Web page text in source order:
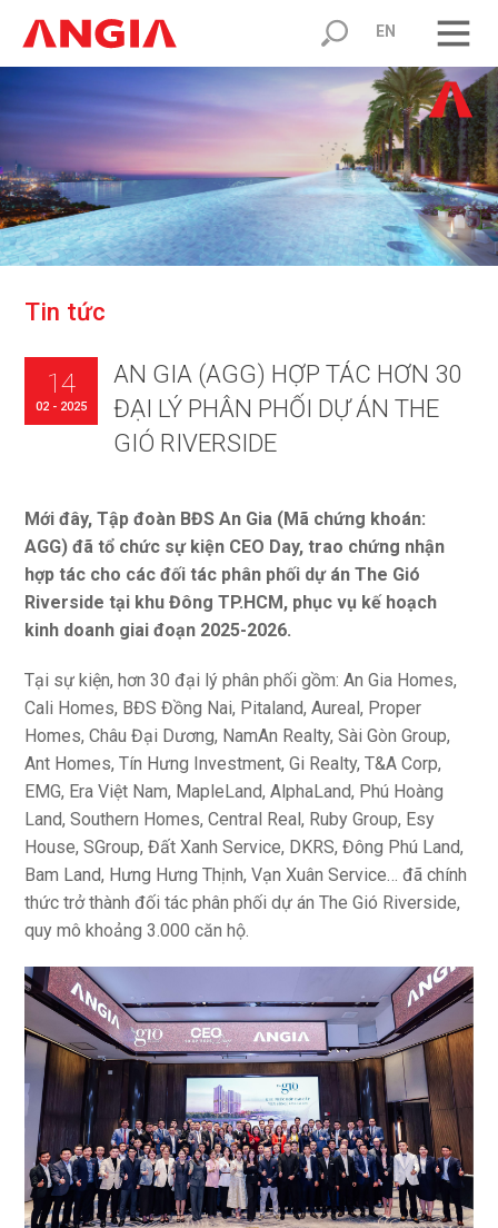
EN
Tin tức
AN GIA (AGG) HỢP TÁC HƠN 30
ĐẠI LÝ PHÂN PHỐI DỰ ÁN THE
GIÓ RIVERSIDE
14
02 - 2025
Mới đây, Tập đoàn BĐS An Gia (Mã chứng khoán:
AGG) đã tổ chức sự kiện CEO Day, trao chứng nhận
hợp tác cho các đối tác phân phối dự án The Gió
Riverside tại khu Đông TP.HCM, phục vụ kế hoạch
kinh doanh giai đoạn 2025-2026.
Tại sự kiện, hơn 30 đại lý phân phối gồm: An Gia Homes,
Cali Homes, BĐS Đồng Nai, Pitaland, Aureal, Proper
Homes, Châu Đại Dương, NamAn Realty, Sài Gòn Group,
Ant Homes, Tín Hưng Investment, Gi Realty, T&A Corp,
EMG, Era Việt Nam, MapleLand, AlphaLand, Phú Hoàng
Land, Southern Homes, Central Real, Ruby Group, Esy
House, SGroup, Đất Xanh Service, DKRS, Đông Phú Land,
Bam Land, Hưng Hưng Thịnh, Vạn Xuân Service… đã chính
thức trở thành đối tác phân phối dự án The Gió Riverside,
quy mô khoảng 3.000 căn hộ.